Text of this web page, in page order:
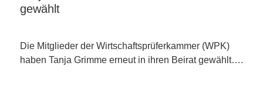
gewählt
Die Mitglieder der Wirtschaftsprüferkammer (WPK)
haben Tanja Grimme erneut in ihren Beirat gewählt….